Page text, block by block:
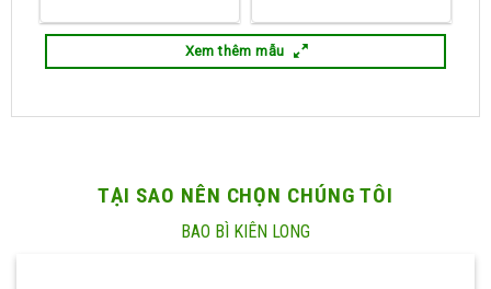
Xem thêm mẫu
TẠI SAO NÊN CHỌN CHÚNG TÔI
BAO BÌ KIÊN LONG